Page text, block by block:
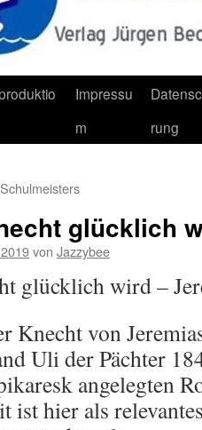
Impressu
m
rung
glücklich
von Jazzybee
glücklich wird –
Knecht von
Uli der Pächter
angelegten
ist hier als